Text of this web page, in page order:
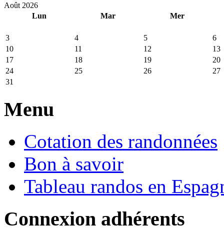
Août 2026
Lun
Mar Mer
3 4 5
6
10
11 12
13
17
18 19
20
24
25 26
27
31
Menu
Cotation des randonnées
Bon à savoir
Tableau randos en
Connexion adhérents